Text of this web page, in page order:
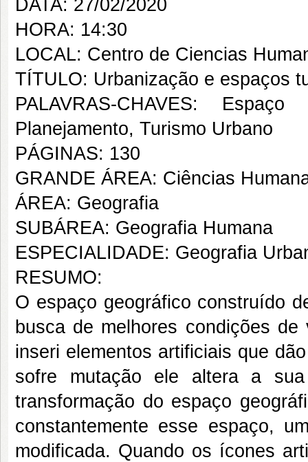
DATA: 27/02/2020
HORA: 14:30
LOCAL: Centro de Ciencias
TÍTULO: Urbanização e espaços
PALAVRAS-CHAVES:
Planejamento, Turismo Urbano
PÁGINAS: 130
GRANDE ÁREA: Ciências
ÁREA: Geografia
SUBÁREA: Geografia Humana
ESPECIALIDADE: Geografia
RESUMO:
O espaço geográfico construído
busca de melhores condições
inseri elementos artificiais que
sofre mutação ele altera a
transformação do espaço
constantemente esse espaço,
modificada. Quando os ícones